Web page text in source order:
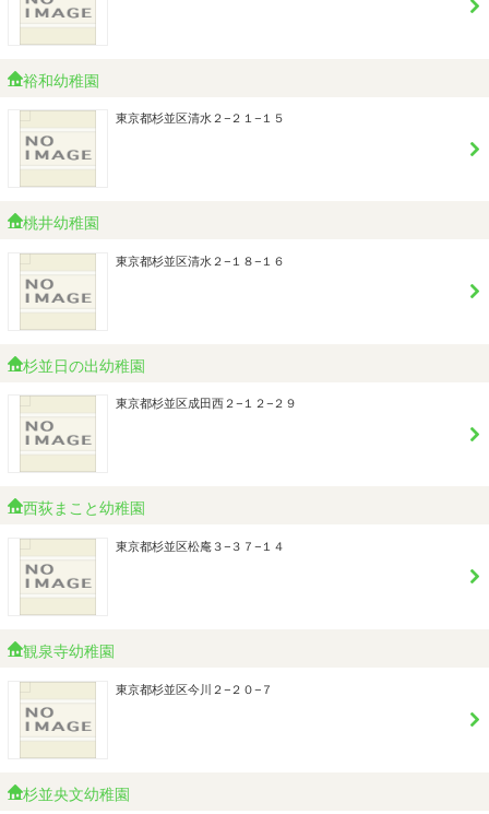
裕和幼稚園
東京都杉並区清水２−２１−１５
桃井幼稚園
東京都杉並区清水２−１８−１６
杉並日の出幼稚園
東京都杉並区成田西２−１２−２９
西荻まこと幼稚園
東京都杉並区松庵３−３７−１４
観泉寺幼稚園
東京都杉並区今川２−２０−７
杉並央文幼稚園